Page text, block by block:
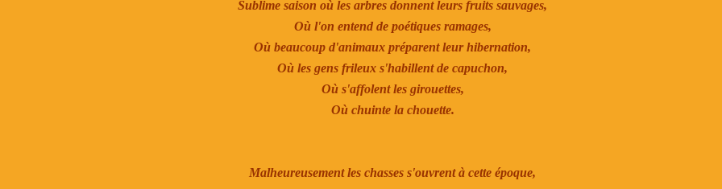
Sublime saison où les arbres donnent leurs fruits sauvages,
Où l'on entend de poétiques ramages,
Où beaucoup d'animaux préparent leur hibernation,
Où les gens frileux s'habillent de capuchon,
Où s'affolent les girouettes,
Où chuinte la chouette.
Malheureusement les chasses s'ouvrent à cette époque,